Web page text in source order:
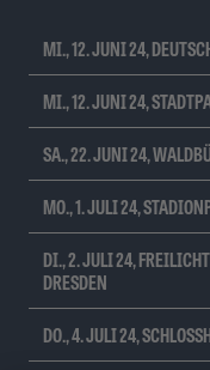
MI., 12. JUNI 24,
MI., 12. JUNI 24,
SA., 22. JUNI 24,
MO., 1. JULI 24,
DI., 2. JULI 24,
RESDEN
DO., 4. JULI 24,